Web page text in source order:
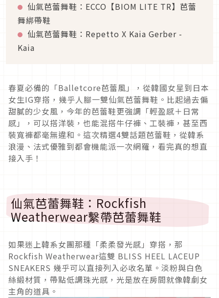
仙氣芭蕾舞鞋：ECCO【BIOM LITE TR】芭蕾
舞綁帶鞋
仙氣芭蕾舞鞋：Repetto X Kaia Gerber -
Kaia
春夏必備的「Balletcore芭蕾風」，從韓國女星到日本
女生IG穿搭，幾乎人腳一雙仙氣芭蕾舞鞋。比起過去偏
甜膩的少女風，今年的芭蕾鞋更強調「輕盈感＋日常
感」，可以搭洋裝，也能混搭牛仔褲、工裝褲，甚至西
裝寬褲都毫無違和。這次精選4雙話題芭蕾鞋，從韓系
浪漫、法式優雅到都會機能派一次網羅，看完真的想直
接入手！
仙氣芭蕾舞鞋：Rockfish
Weatherwear繫帶芭蕾舞鞋
如果迷上韓系女團那種「柔柔發光感」穿搭，那
Rockfish Weatherwear這雙 BLISS HEEL LACEUP
SNEAKERS 幾乎可以直接列入必收名單。淡粉與白色
絲緞材質，帶點低調珠光感，光是放在房間就像韓劇女
主角的道具。